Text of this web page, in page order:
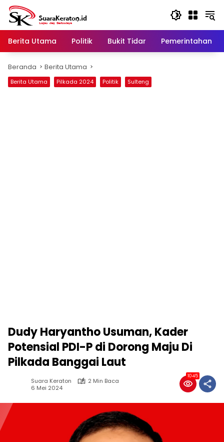
Langsung
konten
Berita Utama
Politik Bukit Tidar Pemerintahan
Beranda Berita Utama
Berita Utama Pilkada 2024 Politik Sulteng
Dudy Haryantho Usuman, Kader
Potensial PDI-P di Dorong Maju Di
Pilkada Banggai Laut
Suara Keraton
2 Min Baca
6 Mei 2024
1045